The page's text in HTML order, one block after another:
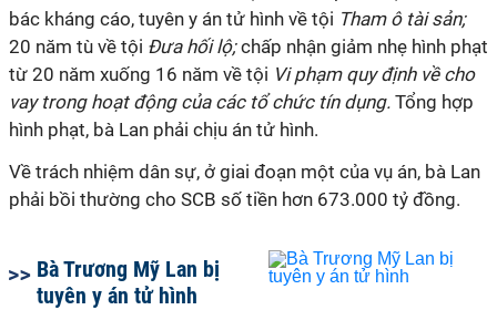
bác kháng cáo, tuyên y án tử hình về tội Tham ô tài sản;
20 năm tù về tội Đưa hối lộ;chấp nhận giảm nhẹ hình phạt
từ 20 năm xuống 16 năm về tội Vi phạm quy định về cho
vay trong hoạt động của các tổ chức tín dụng. Tổng hợp
hình phạt, bà Lan phải chịu án tử hình.
Về trách nhiệm dân sự, ở giai đoạn một của vụ án, bà Lan
phải bồi thường cho SCB số tiền hơn 673.000 tỷ đồng.
Bà Trương Mỹ Lan bị
tuyên y án tử hình